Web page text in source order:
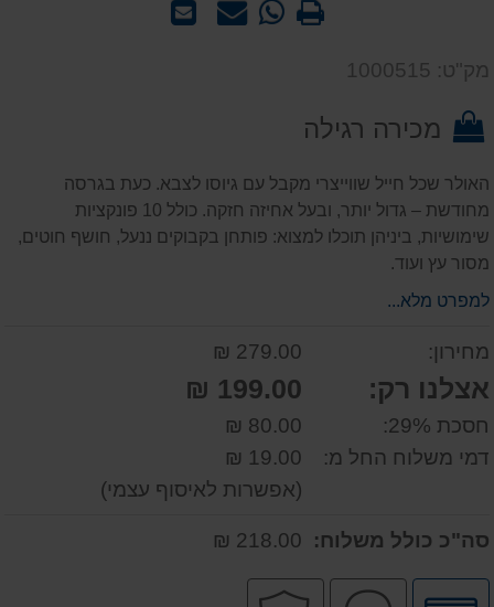
שלח
שאל WhatsApp
המוצר
מק"ט: 1000515
מכירה רגילה
האולר שכל חייל שווייצרי מקבל עם גיוסו לצבא. כעת בגרסה
מחודשת – גדול יותר, ובעל אחיזה חזקה. כולל 10 פונקציות
שימושיות, ביניהן תוכלו למצוא: פותחן בקבוקים ננעל, חושף חוטים,
מסור עץ ועוד.
למפרט מלא...
מחירון: 279.00 ₪
אצלנו רק: 199.00 ₪
חסכת 29%:
80.00 ₪
דמי משלוח החל מ:
19.00 ₪
(אפשרות לאיסוף עצמי)
סה"כ כולל משלוח: 218.00 ₪
לחץ
שירות